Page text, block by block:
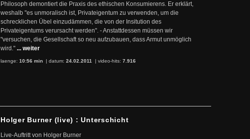
Philosoph demontiert die Praxis des ethischen Konsumierens. Er erklärt,
weshalb "es unmoralisch ist, Privateigentum zu verwenden, um die
schrecklichen Übel einzudämmen, die von der Insitution des
Privateigentums verursacht werden". - Anstattdessen müssen wir
"versuchen, die Gesellschaft so neu aufzubauen, dass Armut unmöglich
wird." ... weiter
laenge: 10:56 min | datum: 24.02.2011 | video-hits: 7.916
Holger Burner (live) : Unterschicht
Live-Auftritt von Holger Burner